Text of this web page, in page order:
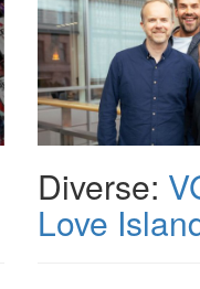
Diverse:
Love